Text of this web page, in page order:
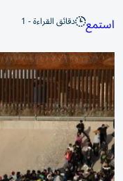
استمع دقائق القراءة - 1